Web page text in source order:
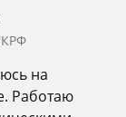
на
Работаю